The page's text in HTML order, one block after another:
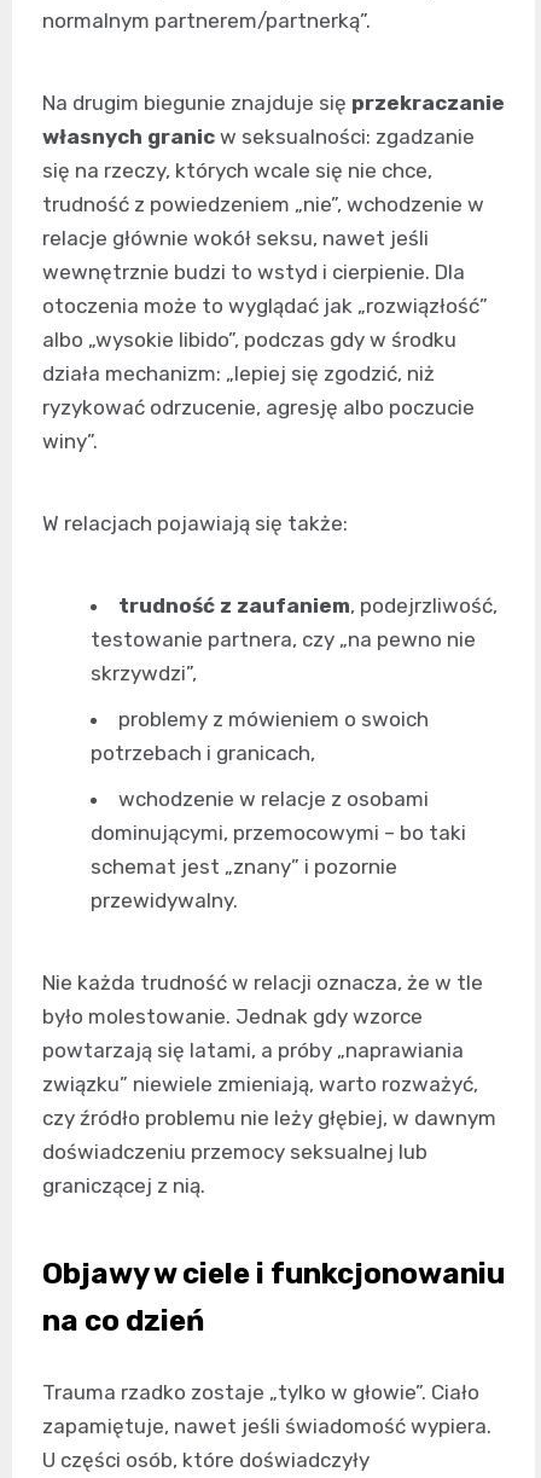
normalnym partnerem/partnerką”.
Na drugim biegunie znajduje się przekraczanie
własnych granic w seksualności: zgadzanie
się na rzeczy, których wcale się nie chce,
trudność z powiedzeniem „nie”, wchodzenie w
relacje głównie wokół seksu, nawet jeśli
wewnętrznie budzi to wstyd i cierpienie. Dla
otoczenia może to wyglądać jak „rozwiązłość”
albo „wysokie libido”, podczas gdy w środku
działa mechanizm: „lepiej się zgodzić, niż
ryzykować odrzucenie, agresję albo poczucie
winy”.
W relacjach pojawiają się także:
trudność z zaufaniem, podejrzliwość,
testowanie partnera, czy „na pewno nie
skrzywdzi”,
problemy z mówieniem o swoich
potrzebach i granicach,
wchodzenie w relacje z osobami
dominującymi, przemocowymi – bo taki
schemat jest „znany” i pozornie
przewidywalny.
Nie każda trudność w relacji oznacza, że w tle
było molestowanie. Jednak gdy wzorce
powtarzają się latami, a próby „naprawiania
związku” niewiele zmieniają, warto rozważyć,
czy źródło problemu nie leży głębiej, w dawnym
doświadczeniu przemocy seksualnej lub
graniczącej z nią.
Objawy w ciele i funkcjonowaniu
na co dzień
Trauma rzadko zostaje „tylko w głowie”. Ciało
zapamiętuje, nawet jeśli świadomość wypiera.
U części osób, które doświadczyły